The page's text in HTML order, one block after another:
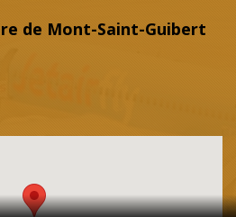
de Mont-Saint-Guibert